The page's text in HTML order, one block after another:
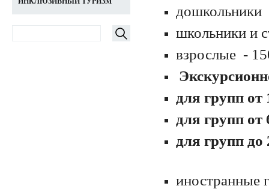
дошкольники
школьники и
взрослые -
для групп от
для групп от
для групп
иностранные